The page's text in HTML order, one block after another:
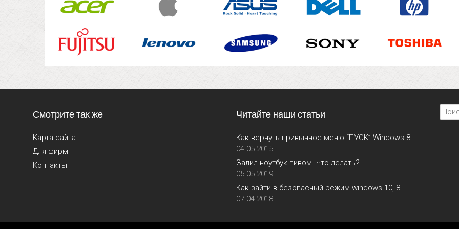
Смотрите так же
Карта сайта
Для фирм
Контакты
Читайте наши статьи
Как вернуть привычное меню “ПУСК” Windows 8
04.05.2015
Залил ноутбук пивом. Что делать?
05.05.2019
Как зайти в безопасный режим windows 10, 8
07.04.2018